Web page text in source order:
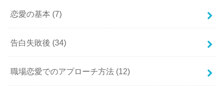
恋愛の基本 (7)
告白失敗後 (34)
職場恋愛でのアプローチ方法 (12)